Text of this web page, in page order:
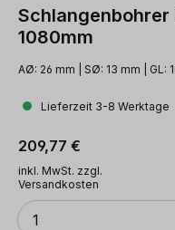
Schlangenbohrer
1080mm
AØ: 26 mm | SØ: 13 mm | GL:
Lieferzeit 3-8 Werktage
Regulärer Preis:
209,77 €
inkl. MwSt. zzgl.
Versandkosten
Anzahl
1